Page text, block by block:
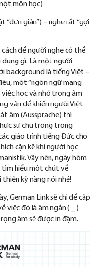
môn học)
“đơn giản”) – nghe rất “gợi
để người nghe có thể
dung gì. Là một người
background là tiếng Việt –
một “ngôn ngữ mang
học và nhớ trọng âm
vấn đề khiến người Việt
âm (Aussprache) thì
sự chú trọng trong
giáo trình tiếng Đức cho
cặn kẽ khi người học
Vậy nên, ngày hôm
tìm hiểu một chút về
kỹ năng nói nhé!
German Link sẽ chỉ đề cập
việc đó là âm ngắn ( _ )
âm sẽ được in đậm.